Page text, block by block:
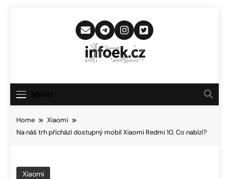
Infoek.cz
Novinkám
Home
Xiaomi
Na náš trh přichází dostupný mobil Xiaomi Redmi 10. Co nabízí?
Xiaomi